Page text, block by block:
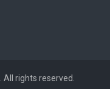
. All rights reserved.